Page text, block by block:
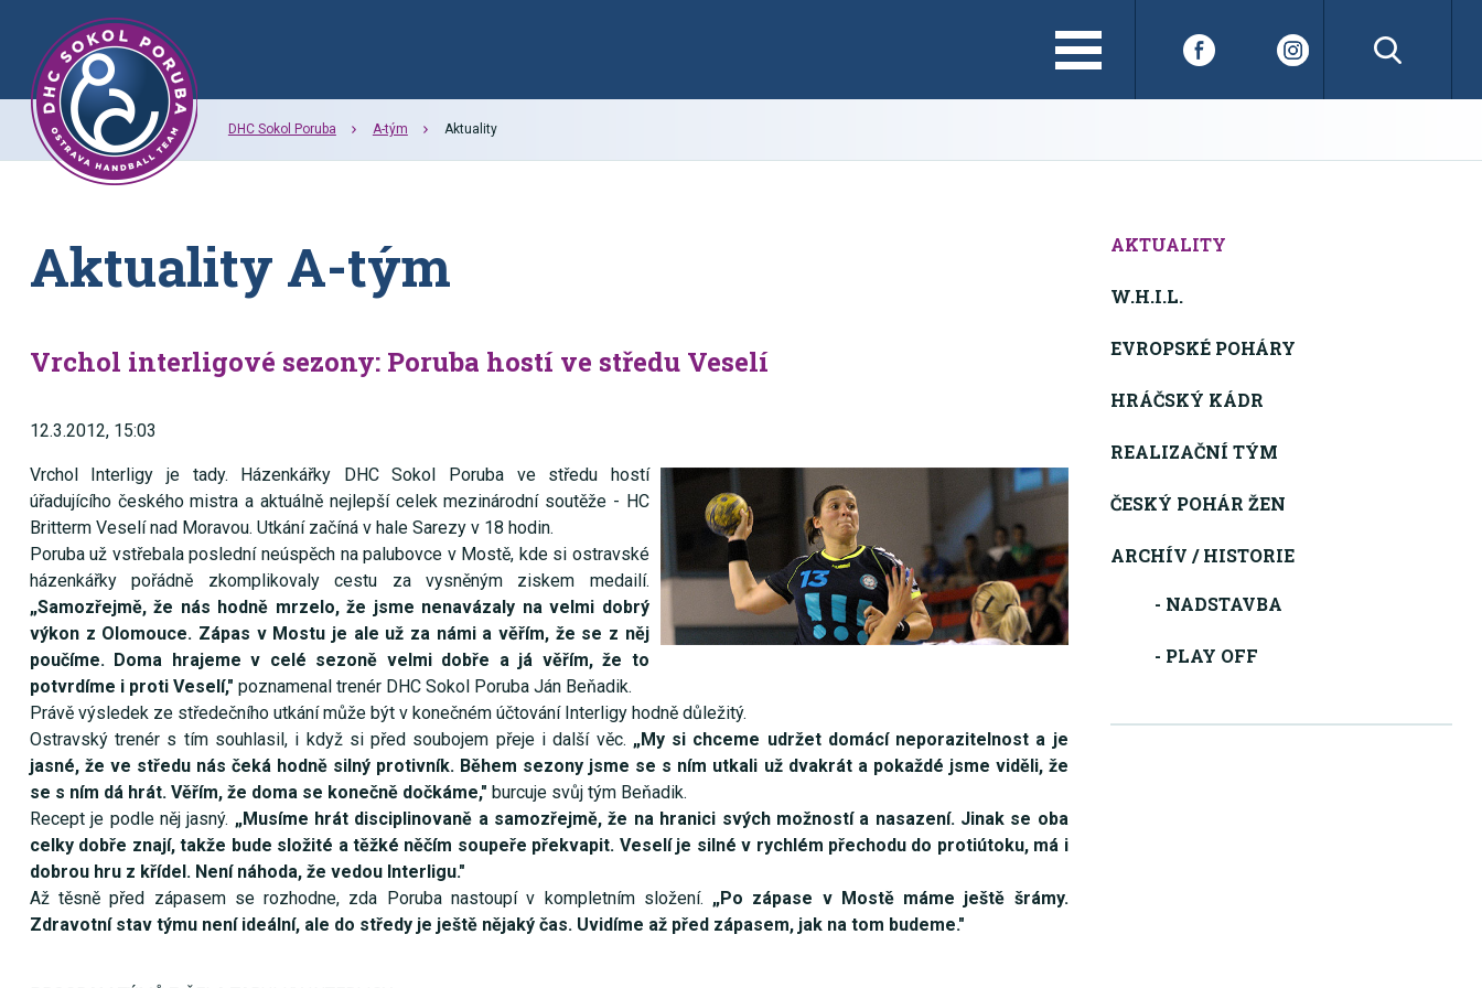
DHC Sokol Poruba A-tým Aktuality
Aktuality A-tým
Vrchol interligové sezony: Poruba hostí ve středu Veselí
12.3.2012, 15:03
Vrchol Interligy je tady. Házenkářky DHC Sokol Poruba ve středu hostí
úřadujícího českého mistra a aktuálně nejlepší celek mezinárodní soutěže - HC
Britterm Veselí nad Moravou. Utkání začíná v hale Sarezy v 18 hodin.
Poruba už vstřebala poslední neúspěch na palubovce v Mostě, kde si ostravské
házenkářky pořádně zkomplikovaly cestu za vysněným ziskem medailí.
„Samozřejmě, že nás hodně mrzelo, že jsme nenavázaly na velmi dobrý
výkon z Olomouce. Zápas v Mostu je ale už za námi a věřím, že se z něj
poučíme. Doma hrajeme v celé sezoně velmi dobře a já věřím, že to
potvrdíme i proti Veselí," poznamenal trenér DHC Sokol Poruba Ján Beňadik.
Právě výsledek ze středečního utkání může být v konečném účtování Interligy hodně důležitý.
Ostravský trenér s tím souhlasil, i když si před soubojem přeje i další věc. „My si chceme udržet domácí neporazitelnost a je
jasné, že ve středu nás čeká hodně silný protivník. Během sezony jsme se s ním utkali už dvakrát a pokaždé jsme viděli, že
se s ním dá hrát. Věřím, že doma se konečně dočkáme," burcuje svůj tým Beňadik.
Recept je podle něj jasný. „Musíme hrát disciplinovaně a samozřejmě, že na hranici svých možností a nasazení. Jinak se oba
celky dobře znají, takže bude složité a těžké něčím soupeře překvapit. Veselí je silné v rychlém přechodu do protiútoku, má i
dobrou hru z křídel. Není náhoda, že vedou Interligu."
Až těsně před zápasem se rozhodne, zda Poruba nastoupí v kompletním složení. „Po zápase v Mostě máme ještě šrámy.
Zdravotní stav týmu není ideální, ale do středy je ještě nějaký čas. Uvidíme až před zápasem, jak na tom budeme."
AKTUALITY
W.H.I.L.
EVROPSKÉ POHÁRY
HRÁČSKÝ KÁDR
REALIZAČNÍ TÝM
ČESKÝ POHÁR ŽEN
ARCHÍV / HISTORIE
- NADSTAVBA
- PLAY OFF